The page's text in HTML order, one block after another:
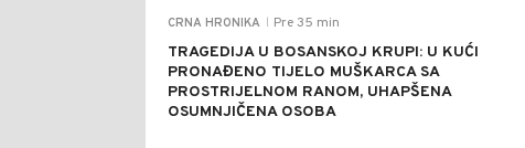
CRNA HRONIKA Pre 35 min
TRAGEDIJA U BOSANSKOJ KRUPI: U KUĆI
PRONAĐENO TIJELO MUŠKARCA SA
PROSTRIJELNOM RANOM, UHAPŠENA
OSUMNJIČENA OSOBA